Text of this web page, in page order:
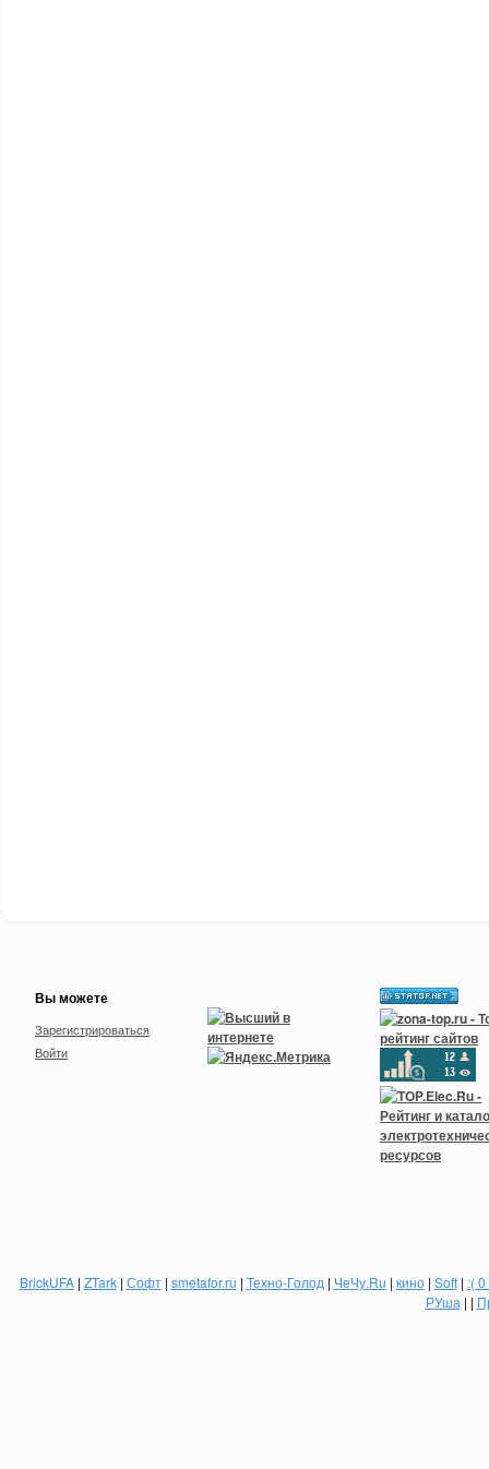
Вы можете
Зарегистрироваться
Войти
BrickUFA| ZTark| Софт| smetafor.ru | Техно-Голод | ЧеЧу.Ru | кино| Soft| :(
РУша | |